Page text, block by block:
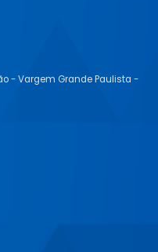
- Vargem Grande Paulista -